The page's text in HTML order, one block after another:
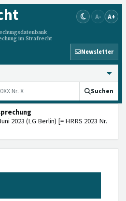
im Strafrecht
A- A+
Newsletter
Suchen
2023 (LG Berlin) [= HRRS 2023 Nr.